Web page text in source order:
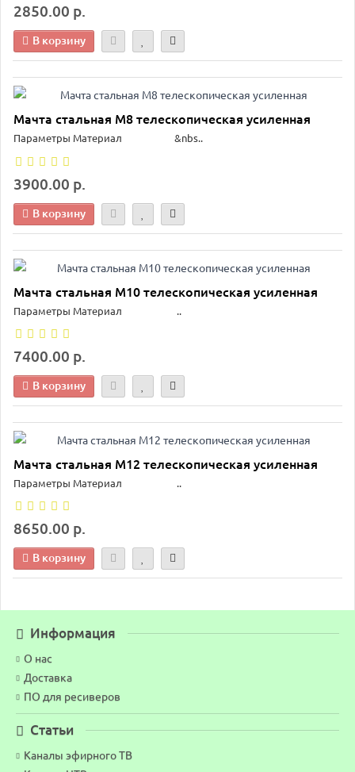
2850.00 р.
В корзину
Мачта стальная М8 телескопическая усиленная
Параметры Материал &nbs..
3900.00 р.
В корзину
Мачта стальная М10 телескопическая усиленная
Параметры Материал ..
7400.00 р.
В корзину
Мачта стальная М12 телескопическая усиленная
Параметры Материал ..
8650.00 р.
В корзину
Информация
О нас
Доставка
ПО для ресиверов
Статьи
Каналы эфирного ТВ